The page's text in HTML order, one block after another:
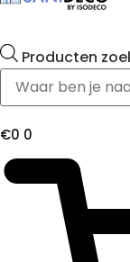
Producten
€0 0